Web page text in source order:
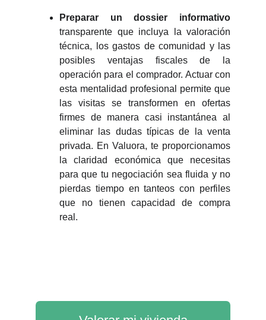
Preparar un dossier informativo
transparente que incluya la valoración
técnica, los gastos de comunidad y las
posibles ventajas fiscales de la
operación para el comprador. Actuar con
esta mentalidad profesional permite que
las visitas se transformen en ofertas
firmes de manera casi instantánea al
eliminar las dudas típicas de la venta
privada. En Valuora, te proporcionamos
la claridad económica que necesitas
para que tu negociación sea fluida y no
pierdas tiempo en tanteos con perfiles
que no tienen capacidad de compra
real.